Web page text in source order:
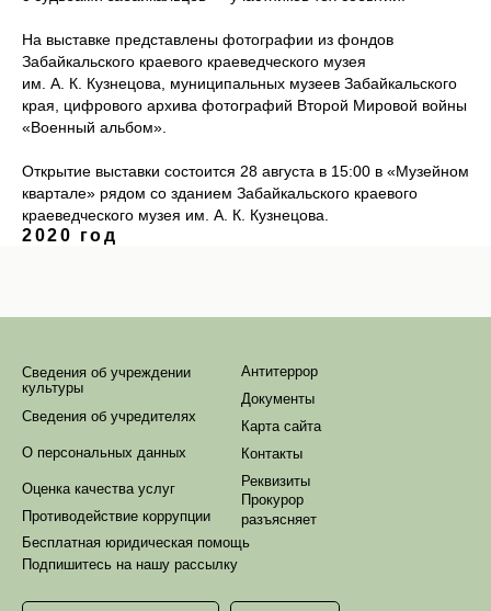
На выставке представлены фотографии из фондов
Забайкальского краевого краеведческого музея
им. А. К. Кузнецова, муниципальных музеев Забайкальского
края, цифрового архива фотографий Второй Мировой войны
«Военный альбом».
Открытие выставки состоится 28 августа в 15:00 в «Музейном
квартале» рядом со зданием Забайкальского краевого
краеведческого музея им. А. К. Кузнецова.
2020 год
Подпишитесь на нашу рассылку
Реквизиты
Контакты
Карта сайта
Документы
Антитеррор
Противодействие коррупции
Оценка качества услуг
О персональных данных
Сведения об учредителях
Сведения об учреждении
культуры
Бесплатная юридическая помощь
Прокурор
разъясняет